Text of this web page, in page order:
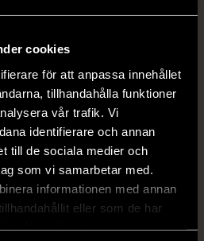
cookies
för att anpassa innehållet
tillhandahålla funktioner
vår trafik. Vi
identifierare och annan
till de sociala medier och
som vi samarbetar med.
informationen med annan
eller som de har
1/5
H&M - Blommig klänning
med skärp
M (38-40)
Mycket gott skick